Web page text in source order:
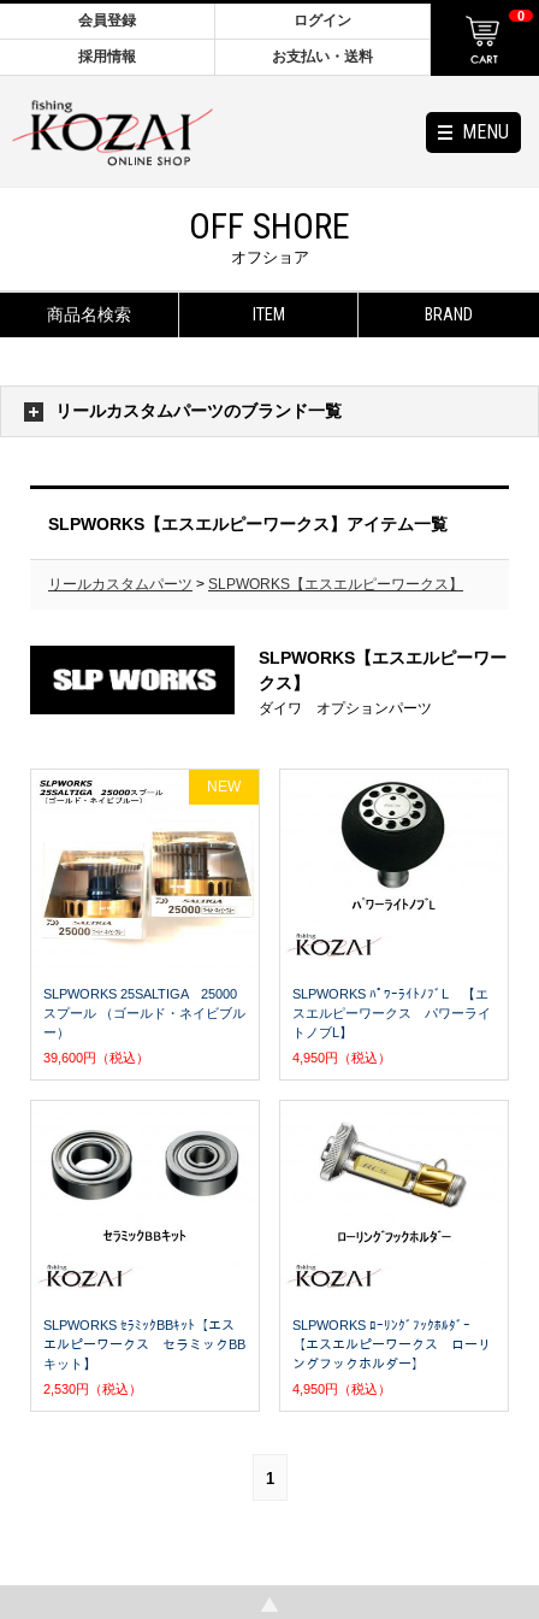
MENU
会員登録 ログイン
採用情報 お支払い・送料
0
OFF SHORE
オフショア
商品名検索 ITEM BRAND
リールカスタムパーツのブランド一覧
SLPWORKS【エスエルピーワークス】アイテム一覧
リールカスタムパーツ > SLPWORKS【エスエルピーワークス】
SLPWORKS【エスエルピーワー
クス】
ダイワ オプションパーツ
SLPWORKS 25SALTIGA 25000
スプール （ゴールド・ネイビブル
ー）
39,600円（税込）
NEW
SLPWORKS ﾊﾟﾜｰﾗｲﾄﾉﾌﾞL 【エ
スエルピーワークス パワーライ
トノブL】
4,950円（税込）
SLPWORKS ｾﾗﾐｯｸBBｷｯﾄ【エス
エルピーワークス セラミックBB
キット】
2,530円（税込）
SLPWORKS ﾛｰﾘﾝｸﾞﾌｯｸﾎﾙﾀﾞｰ
【エスエルピーワークス ローリ
ングフックホルダー】
4,950円（税込）
1